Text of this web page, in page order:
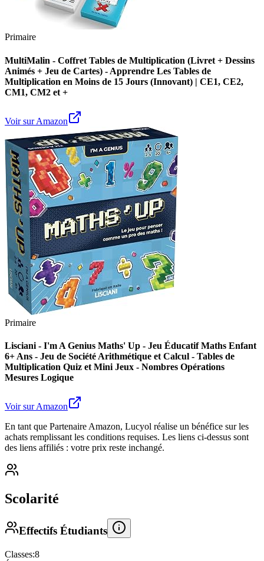
Primaire
MultiMalin - Coffret Tables de Multiplication (Livret + Dessins
Animés + Jeu de Cartes) - Apprendre Les Tables de
Multiplication en Moins de 15 Jours (Innovant) | CE1, CE2,
CM1, CM2 et +
Voir sur Amazon
Primaire
Lisciani - I'm A Genius Maths' Up - Jeu Éducatif Maths Enfant
6+ Ans - Jeu de Société Arithmétique et Calcul - Tables de
Multiplication Quiz et Mini Jeux - Nombres Opérations
Mesures Logique
Voir sur Amazon
En tant que Partenaire Amazon, Lucyol réalise un bénéfice sur les
achats remplissant les conditions requises. Les liens ci-dessus sont
des liens affiliés : votre prix reste inchangé.
Scolarité
Effectifs Étudiants
Classes:8